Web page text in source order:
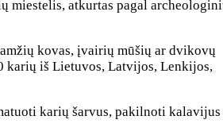
miestelis, atkurtas pagal
kovas, įvairių mūšių ar dvikovų
karių iš Lietuvos, Latvijos, Lenkijos,
karių šarvus, pakilnoti kalavijus